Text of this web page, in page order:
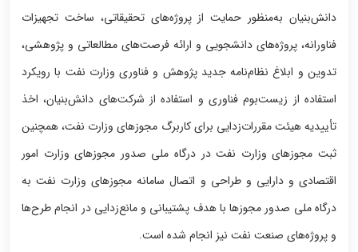
دانش‌بنیان به‌منظور حمایت از پروژه‌های تحقیقاتی، ساخت تجهیزات
فناورانه، پروژه‌های دانشجویی و ارائه فرصت‌های مطالعاتی و پژوهشی،
تدوین و ابلاغ نظام‌نامه جدید پژوهش و فناوری وزارت نفت با رویکرد
استفاده از زیست‌بوم فناوری و استفاده از شرکت‌های دانش‌بنیان، اخذ
تأییدیه هیئت مقررات‌زدایی برای کاربرگ مجوزهای وزارت نفت، همچنین
ثبت مجوزهای وزارت نفت در درگاه ملی صدور مجوزهای وزارت امور
اقتصادی و دارایی و طراحی و اتصال سامانه مجوزهای وزارت نفت به
درگاه ملی صدور مجوزها با هدف پشتیبانی و مانع‌زدایی در انجام طرح‌ها
و پروژه‌های صنعت نفت نیز انجام شده است.